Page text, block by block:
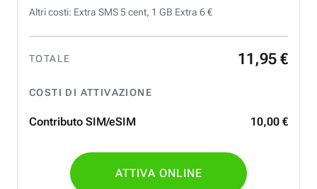
Altri costi: Extra SMS 5 cent, 1 GB Extra 6 €
TOTALE 11 ,95 €
COSTI DI ATTIVAZIONE
Contributo SIM/eSIM 10,00 €
ATTIVA ONLINE